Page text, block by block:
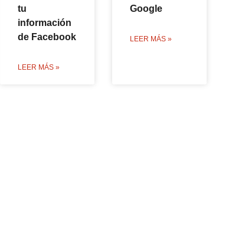
tu
información
de Facebook
LEER MÁS »
Google
LEER MÁS »